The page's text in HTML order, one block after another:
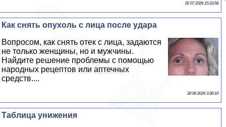
02 07 2026 15:33:58
Как снять опухоль с лица после удара
Вопросом, как снять отек с лица, задаются
не только женщины, но и мужчины.
Найдите решение проблемы с помощью
народных рецептов или аптечных
средств....
30 06 2026 3:30:10
Таблица унижения